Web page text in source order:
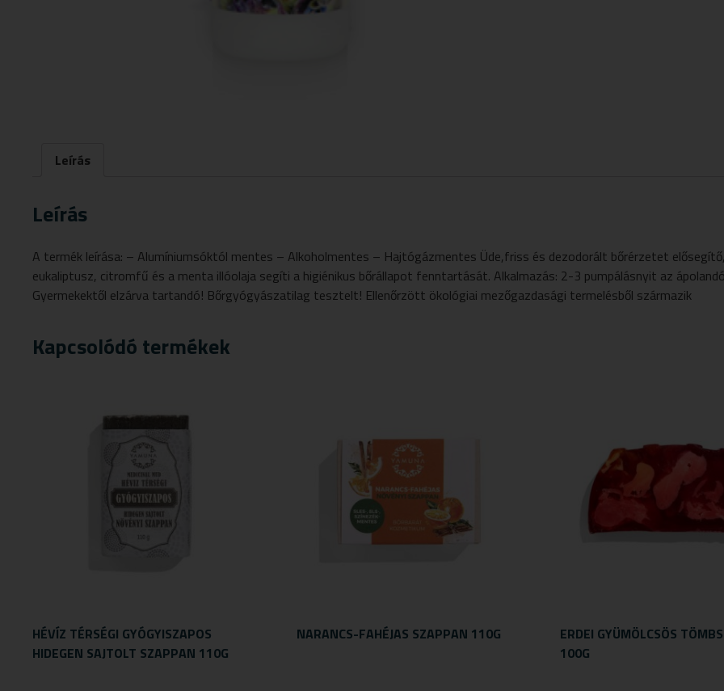
Leírás
Leírás
A termék leírása: – Alumíniumsóktól mentes – Alkoholmentes – Hajtógázmentes Üde,friss és dezodorált bőrérzetet
eukaliptusz, citromfű és a menta illóolaja segíti a higiénikus bőrállapot fenntartását. Alkalmazás: 2-3 pumpálásnyit az
Gyermekektől elzárva tartandó! Bőrgyógyászatilag tesztelt! Ellenőrzött ökológiai mezőgazdasági termelésből származik
Kapcsolódó termékek
HÉVÍZ TÉRSÉGI GYÓGYISZAPOS
HIDEGEN SAJTOLT SZAPPAN 110G
NARANCS-FAHÉJAS SZAPPAN 110G
ERDEI GYÜMÖLCSÖS
100G